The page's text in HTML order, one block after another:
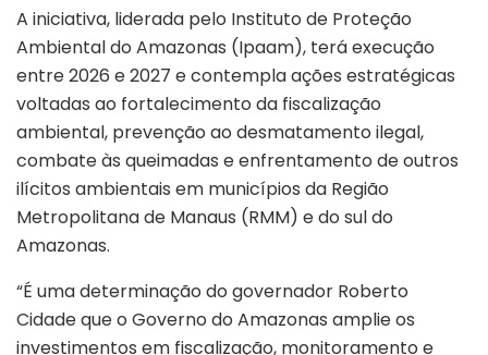
A iniciativa, liderada pelo Instituto de Proteção
Ambiental do Amazonas (Ipaam), terá execução
entre 2026 e 2027 e contempla ações estratégicas
voltadas ao fortalecimento da fiscalização
ambiental, prevenção ao desmatamento ilegal,
combate às queimadas e enfrentamento de outros
ilícitos ambientais em municípios da Região
Metropolitana de Manaus (RMM) e do sul do
Amazonas.
“É uma determinação do governador Roberto
Cidade que o Governo do Amazonas amplie os
investimentos em fiscalização, monitoramento e